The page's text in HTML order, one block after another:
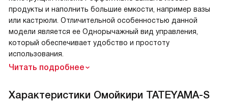
продукты и наполнить большие емкости, например вазы
или кастрюли. Отличительной особенностью данной
модели является ее Однорычажный вид управления,
который обеспечивает удобство и простоту
использования.
Читать подробнее
Характеристики Омойкири TATEYAMA-S